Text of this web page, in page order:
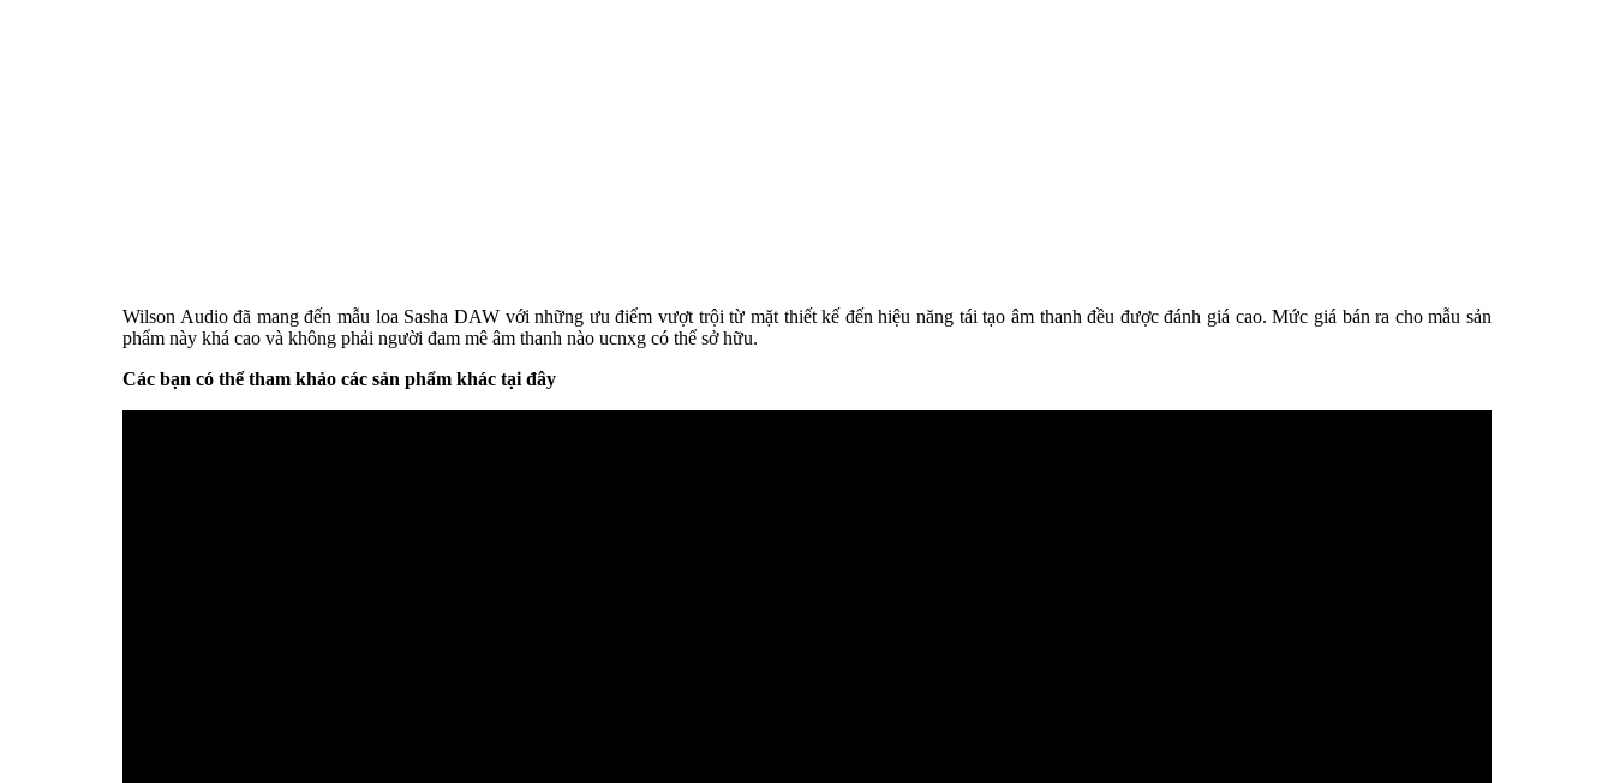
Wilson Audio đã mang đến mẫu loa Sasha DAW với những ưu điểm vượt trội từ mặt thiết kế đến hiệu năng tái tạo âm thanh đều được đánh giá cao. Mức giá bán ra cho mẫu sản
phẩm này khá cao và không phải người đam mê âm thanh nào ucnxg có thể sở hữu.
Các bạn có thể tham khảo các sản phẩm khác tại đây